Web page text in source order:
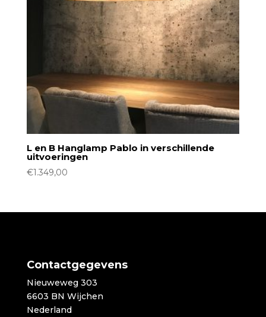
L en B Hanglamp Pablo in verschillende
uitvoeringen
€1.349,00
Contactgegevens
Nieuweweg 303
6603 BN Wijchen
Nederland